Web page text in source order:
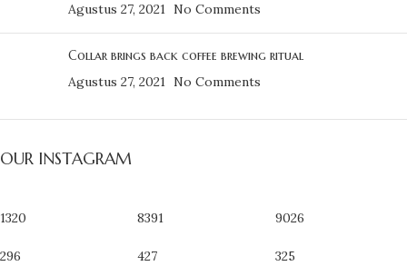
Agustus 27, 2021 No Comments
Collar brings back coffee brewing ritual
Agustus 27, 2021 No Comments
OUR INSTAGRAM
1320
296
8391
427
9026
325